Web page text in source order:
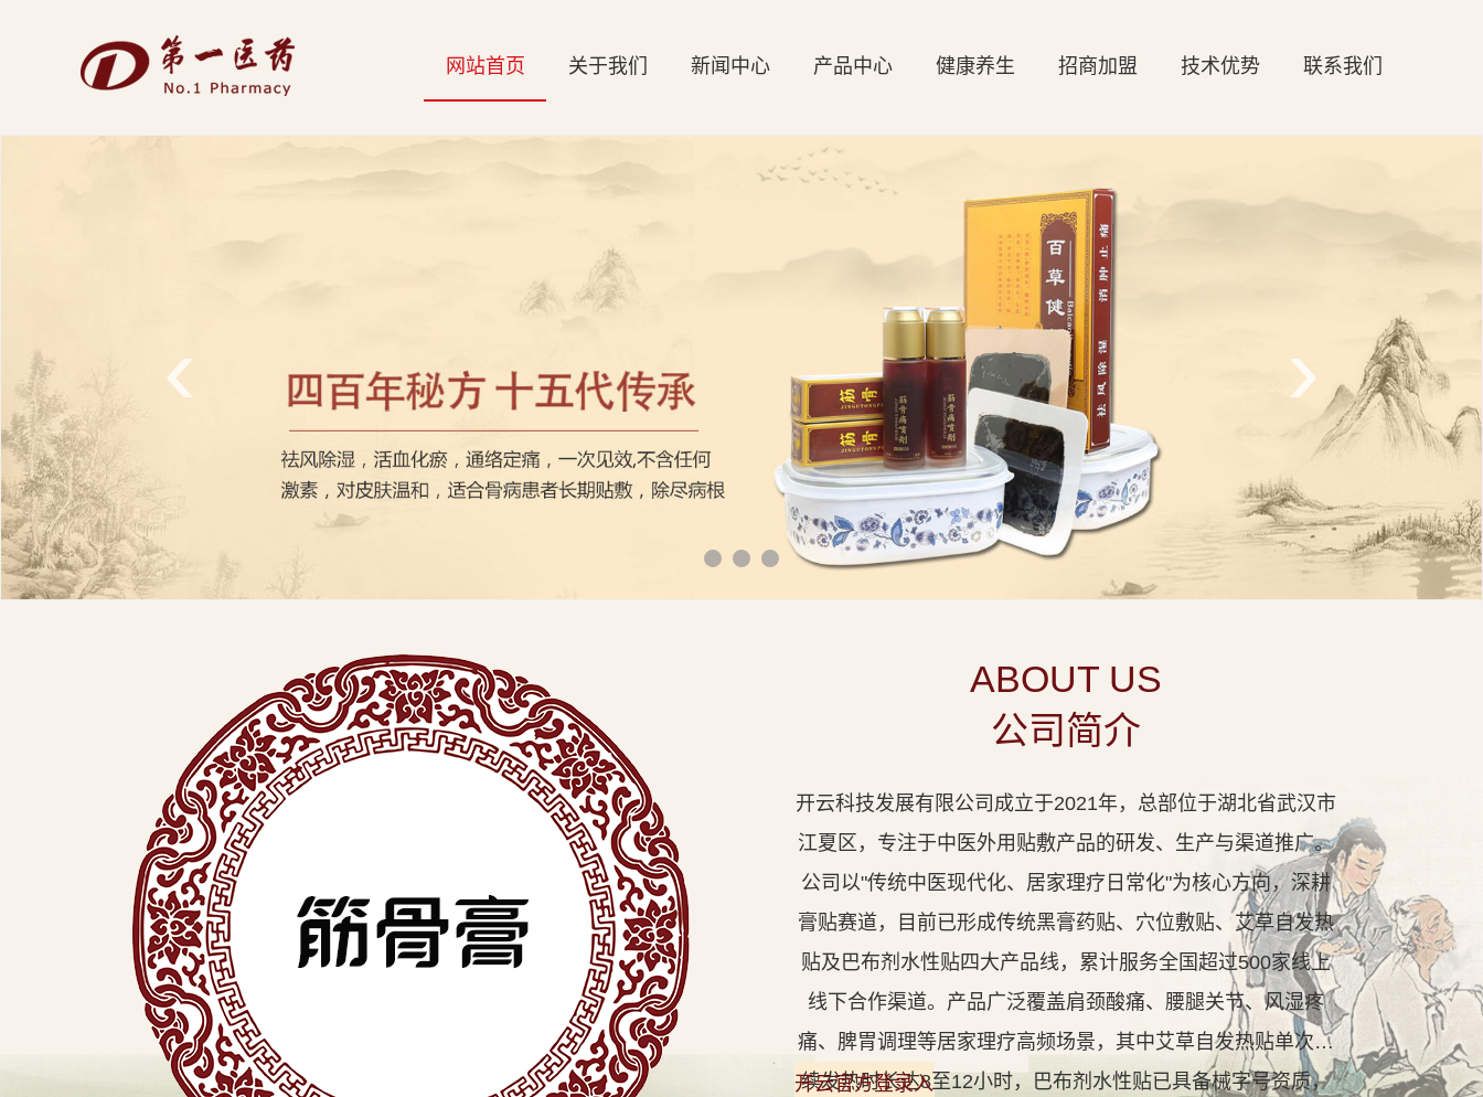
网
科
技
发
展
有
网站首页 关于我们 新闻中心 产品中心 健康养生 招商加盟 技术优势 联系我们
‹ ›
ABOUT US
公司简介
开云科技发展有限公司成立于2021年，总部位于湖北省武汉市
江夏区，专注于中医外用贴敷产品的研发、生产与渠道推广。
公司以"传统中医现代化、居家理疗日常化"为核心方向，深耕
膏贴赛道，目前已形成传统黑膏药贴、穴位敷贴、艾草自发热
贴及巴布剂水性贴四大产品线，累计服务全国超过500家线上
线下合作渠道。产品广泛覆盖肩颈酸痛、腰腿关节、风湿疼
痛、脾胃调理等居家理疗高频场景，其中艾草自发热贴单次持
续发热时长达8至12小时，巴布剂水性贴已具备械字号资质，
开云官方登录入